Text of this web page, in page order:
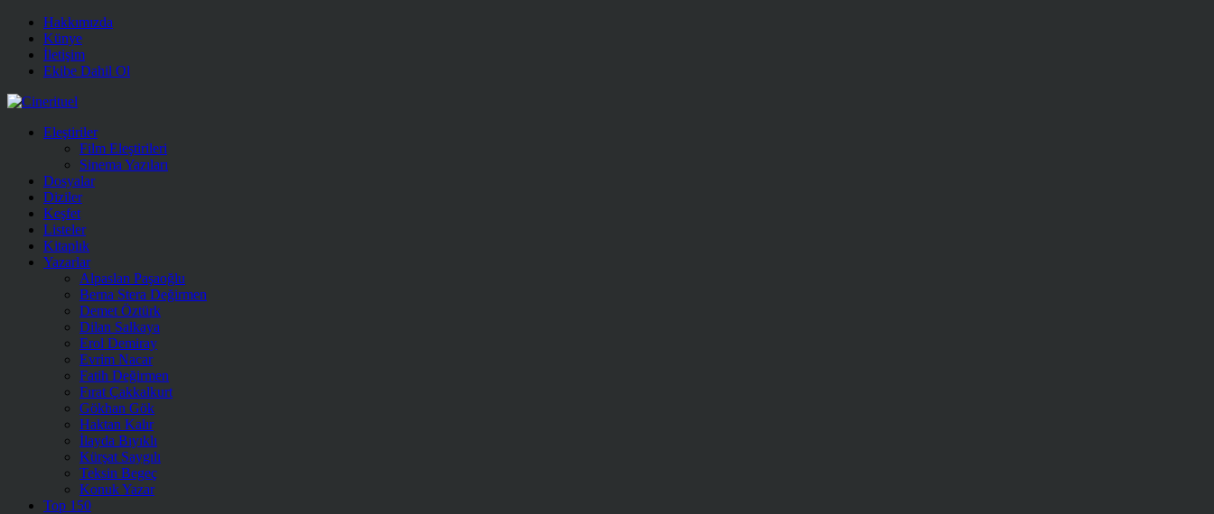
Hakkımızda
Künye
İletişim
Ekibe Dahil Ol
Eleştiriler
Film Eleştirileri
Sinema Yazıları
Dosyalar
Diziler
Keşfet
Listeler
Kitaplık
Yazarlar
Alpaslan Paşaoğlu
Berna Stera Değirmen
Demet Öztürk
Dilan Salkaya
Erol Demiray
Evrim Nacar
Fatih Değirmen
Fırat Çakkalkurt
Gökhan Gök
Haktan Kalır
İlayda Bıyıklı
Kürşat Saygılı
Teksin Begeç
Konuk Yazar
Top 150